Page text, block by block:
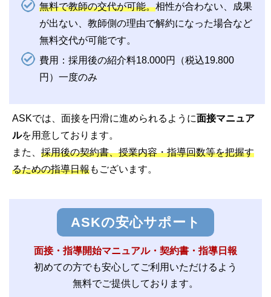
無料で教師の交代が可能。相性が合わない、成果
が出ない、教師側の理由で解約になった場合など
無料交代が可能です。
費用：採用後の紹介料18.000円（税込19.800
円）一度のみ
ASKでは、面接を円滑に進められるように面接マニュア
ルを用意しております。
また、 採用後の契約書、授業内容・指導回数等を把握す
るための指導日報もございます。
ASKの安心サポート
面接・指導開始マニュアル・契約書・指導日報
初めての方でも安心してご利用いただけるよう
無料でご提供しております。